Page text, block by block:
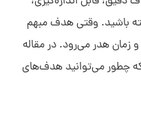
باشید. وقتی هدف مبهم
زمان هدر می‌رود. در مقاله
چطور می‌توانید هدف‌های